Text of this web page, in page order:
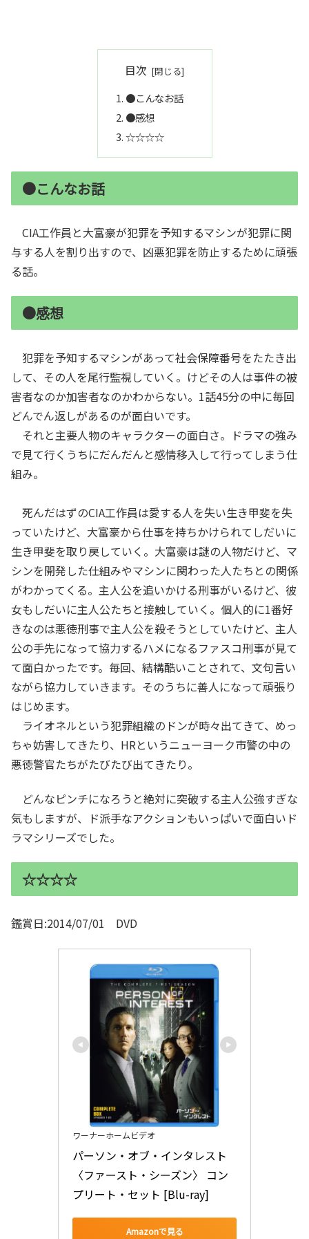
目次
●こんなお話
●感想
☆☆☆☆
●こんなお話
CIA工作員と大富豪が犯罪を予知するマシンが犯罪に関
与する人を割り出すので、凶悪犯罪を防止するために頑張
る話。
●感想
犯罪を予知するマシンがあって社会保障番号をたたき出
して、その人を尾行監視していく。けどその人は事件の被
害者なのか加害者なのかわからない。1話45分の中に毎回
どんでん返しがあるのが面白いです。
それと主要人物のキャラクターの面白さ。ドラマの強み
で見て行くうちにだんだんと感情移入して行ってしまう仕
組み。
死んだはずのCIA工作員は愛する人を失い生き甲斐を失
っていたけど、大富豪から仕事を持ちかけられてしだいに
生き甲斐を取り戻していく。大富豪は謎の人物だけど、マ
シンを開発した仕組みやマシンに関わった人たちとの関係
がわかってくる。主人公を追いかける刑事がいるけど、彼
女もしだいに主人公たちと接触していく。個人的に1番好
きなのは悪徳刑事で主人公を殺そうとしていたけど、主人
公の手先になって協力するハメになるファスコ刑事が見て
て面白かったです。毎回、結構酷いことされて、文句言い
ながら協力していきます。そのうちに善人になって頑張り
はじめます。
ライオネルという犯罪組織のドンが時々出てきて、めっ
ちゃ妨害してきたり、HRというニューヨーク市警の中の
悪徳警官たちがたびたび出てきたり。
どんなピンチになろうと絶対に突破する主人公強すぎな
気もしますが、ド派手なアクションもいっぱいで面白いド
ラマシリーズでした。
☆☆☆☆
鑑賞日:2014/07/01 DVD
ワーナーホームビデオ
パーソン・オブ・インタレスト
〈ファースト・シーズン〉 コン
プリート・セット [Blu-ray]
Amazonで見る